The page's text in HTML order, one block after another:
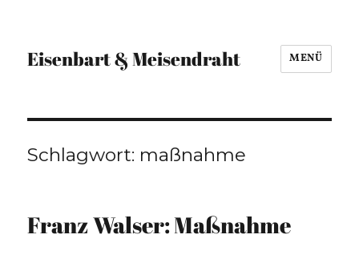
Eisenbart & Meisendraht MENÜ
Schlagwort: maßnahme
Franz Walser: Maßnahme